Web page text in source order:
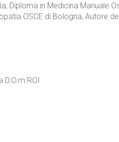
in Medicina Manuale
OSCE di Bologna, Autore